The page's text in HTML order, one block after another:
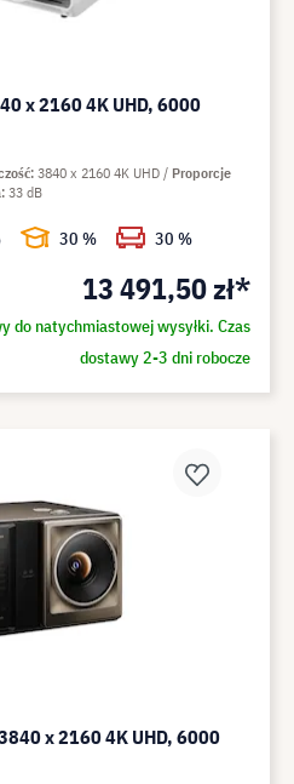
x 2160 4K UHD, 6000
13 491,50 zł*
do natychmiastowej wysyłki. Czas
dostawy 2-3 dni robocze
3840 x 2160 4K UHD
Proporcje
33 dB
30 % 30 %
x 2160 4K UHD, 6000